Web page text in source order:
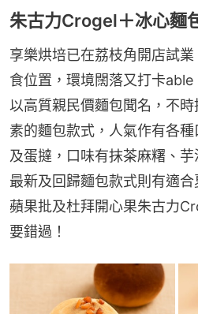
朱古力Crogel＋冰心麵
享樂烘培已在荔枝角開店試
食位置，環境闊落又打卡able
以高質親民價麵包聞名，不
素的麵包款式，人氣作有各
及蛋撻，口味有抹茶麻糬、
最新及回歸麵包款式則有適
蘋果批及杜拜開心果朱古力
要錯過！